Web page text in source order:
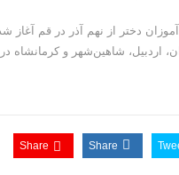
دختر از نهم آذر در قم آغاز
اردبیل، شاهین‌شهر و کرمانشاه
Share
Share